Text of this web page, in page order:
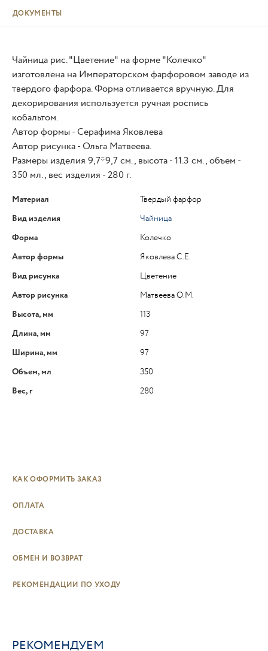
ДОКУМЕНТЫ
Чайница рис. "Цветение" на форме "Колечко"
изготовлена на Императорском фарфоровом заводе из
твердого фарфора. Форма отливается вручную. Для
декорирования используется ручная роспись
кобальтом.
Автор формы - Серафима Яковлева
Автор рисунка - Ольга Матвеева.
Размеры изделия 9,7*9,7 см., высота - 11.3 см., объем -
350 мл., вес изделия - 280 г.
Материал
Твердый фарфор
Вид изделия
Чайница
Форма
Колечко
Автор формы
Яковлева С.Е.
Вид рисунка
Цветение
Автор рисунка
Матвеева О.М.
Высота, мм
113
Длина, мм
97
Ширина, мм
97
Объем, мл
350
Вес, г
280
КАК ОФОРМИТЬ ЗАКАЗ
ОПЛАТА
ДОСТАВКА
ОБМЕН И ВОЗВРАТ
РЕКОМЕНДАЦИИ ПО УХОДУ
РЕКОМЕНДУЕМ